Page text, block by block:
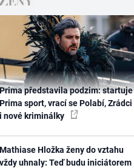
Prima představila podzim: startuje
Prima sport, vrací se Polabí, Zrádci
i nové kriminálky
Mathiase Hložka ženy do vztahu
vždy uhnaly: Teď budu iniciátorem